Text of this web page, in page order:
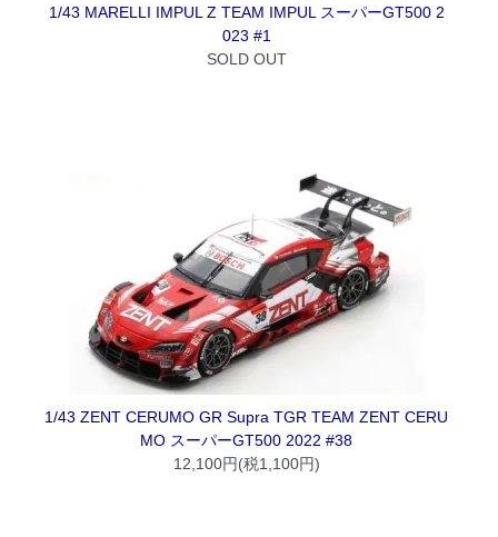
1/43 MARELLI IMPUL Z TEAM IMPUL スーパーGT500 2
023 #1
SOLD OUT
1/43 ZENT CERUMO GR Supra TGR TEAM ZENT CERU
MO スーパーGT500 2022 #38
12,100円(税1,100円)